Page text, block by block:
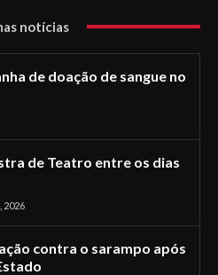
notícias
de doação de sangue no
de Teatro entre os dias
2026
contra o sarampo após